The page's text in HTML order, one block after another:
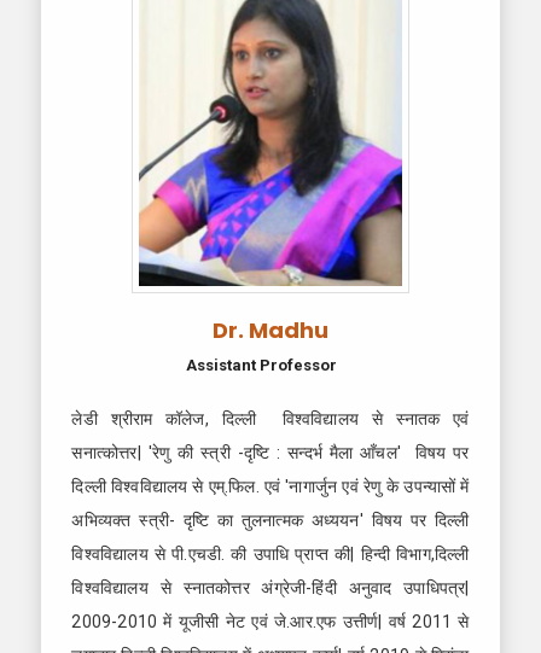
Dr. Madhu
Assistant Professor
लेडी श्रीराम कॉलेज, दिल्ली विश्वविद्यालय से स्नातक एवं
सनात्कोत्तर| 'रेणु की स्त्री -दृष्टि : सन्दर्भ मैला आँचल' विषय पर
दिल्ली विश्वविद्यालय से एम्.फिल. एवं 'नागार्जुन एवं रेणु के उपन्यासों में
अभिव्यक्त स्त्री- दृष्टि का तुलनात्मक अध्ययन' विषय पर दिल्ली
विश्वविद्यालय से पी.एचडी. की उपाधि प्राप्त की| हिन्दी विभाग,दिल्ली
विश्वविद्यालय से स्नातकोत्तर अंग्रेजी-हिंदी अनुवाद उपाधिपत्र|
2009-2010 में यूजीसी नेट एवं जे.आर.एफ उत्तीर्ण| वर्ष 2011 से